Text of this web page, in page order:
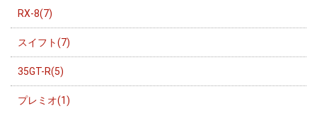
RX-8(7)
スイフト(7)
35GT-R(5)
プレミオ(1)